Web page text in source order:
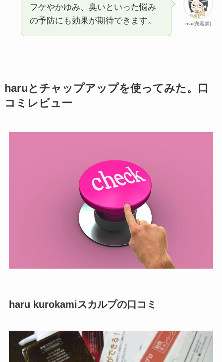
mai(美容師)
フケやかゆみ、臭いといった悩み
の予防にも効果が期待できます。
haruとチャップアップを使ってみた。口
コミレビュー
haru kurokamiスカルプの口コミ